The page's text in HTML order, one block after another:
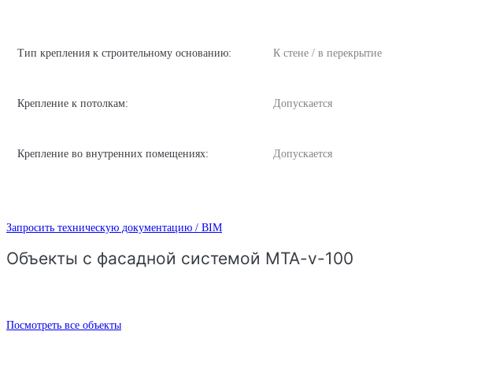
Тип крепления к строительному основанию: К стене / в перекрытие
Крепление к потолкам: Допускается
Крепление во внутренних помещениях: Допускается
Запросить техническую документацию / BIM
Объекты с фасадной системой MTA-v-100
Посмотреть все объекты